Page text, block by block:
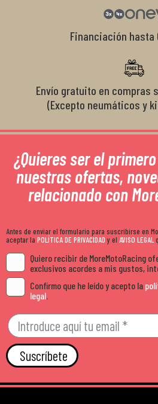
Financiación hasta
Envío gratuito en compras
(Excepto neumáticos y
¿Quieres ser el
nuestras ofertas,
relacionado con
Antes de enviar el formulario para suscribirse en
aceptar la POLÍTICA DE PRIVACIDADy el AVISO LEGAL
Quiero recibir de MoreMotoRacing
exclusivos acordes a mis gustos,
Confirmo que he leído y acepto la
legal.
Suscríbete